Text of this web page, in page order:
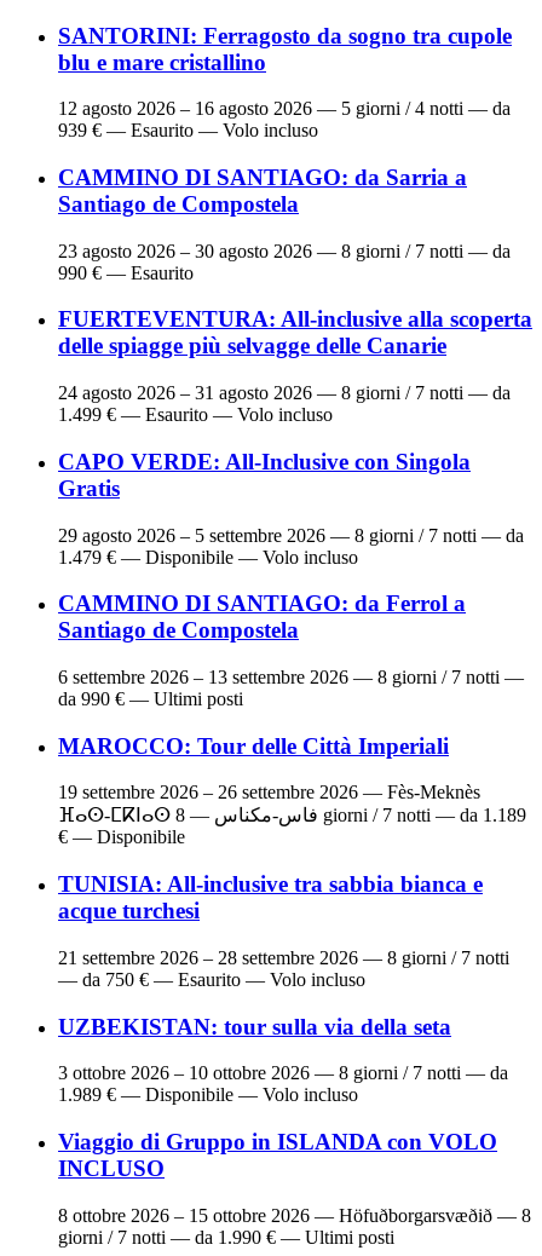
SANTORINI: Ferragosto da sogno tra cupole
blu e mare cristallino
12 agosto 2026 – 16 agosto 2026 — 5 giorni / 4 notti — da
939 € — Esaurito — Volo incluso
CAMMINO DI SANTIAGO: da Sarria a
Santiago de Compostela
23 agosto 2026 – 30 agosto 2026 — 8 giorni / 7 notti — da
990 € — Esaurito
FUERTEVENTURA: All-inclusive alla scoperta
delle spiagge più selvagge delle Canarie
24 agosto 2026 – 31 agosto 2026 — 8 giorni / 7 notti — da
1.499 € — Esaurito — Volo incluso
CAPO VERDE: All-Inclusive con Singola
Gratis
29 agosto 2026 – 5 settembre 2026 — 8 giorni / 7 notti — da
1.479 € — Disponibile — Volo incluso
CAMMINO DI SANTIAGO: da Ferrol a
Santiago de Compostela
6 settembre 2026 – 13 settembre 2026 — 8 giorni / 7 notti —
da 990 € — Ultimi posti
MAROCCO: Tour delle Città Imperiali
19 settembre 2026 – 26 settembre 2026 — Fès-Meknès
ⴼⴰⵙ-ⵎⴽⵏⴰⵙ فاس-مكناس — 8 giorni / 7 notti — da 1.189
€ — Disponibile
TUNISIA: All-inclusive tra sabbia bianca e
acque turchesi
21 settembre 2026 – 28 settembre 2026 — 8 giorni / 7 notti
— da 750 € — Esaurito — Volo incluso
UZBEKISTAN: tour sulla via della seta
3 ottobre 2026 – 10 ottobre 2026 — 8 giorni / 7 notti — da
1.989 € — Disponibile — Volo incluso
Viaggio di Gruppo in ISLANDA con VOLO
INCLUSO
8 ottobre 2026 – 15 ottobre 2026 — Höfuðborgarsvæðið — 8
giorni / 7 notti — da 1.990 € — Ultimi posti